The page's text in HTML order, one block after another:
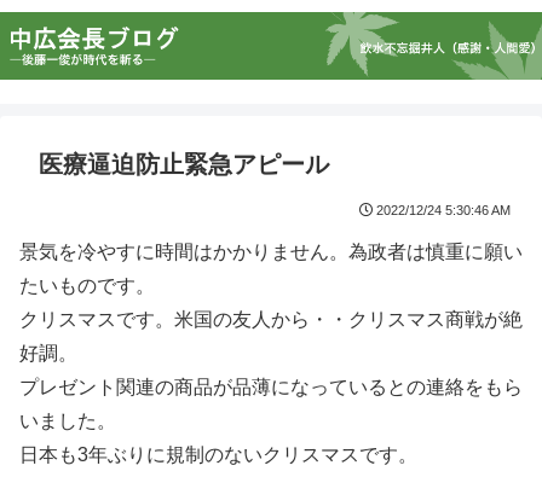
医療逼迫防止緊急アピール
2022/12/24 5:30:46 AM
景気を冷やすに時間はかかりません。為政者は慎重に願い
たいものです。
クリスマスです。米国の友人から・・クリスマス商戦が絶
好調。
プレゼント関連の商品が品薄になっているとの連絡をもら
いました。
日本も3年ぶりに規制のないクリスマスです。